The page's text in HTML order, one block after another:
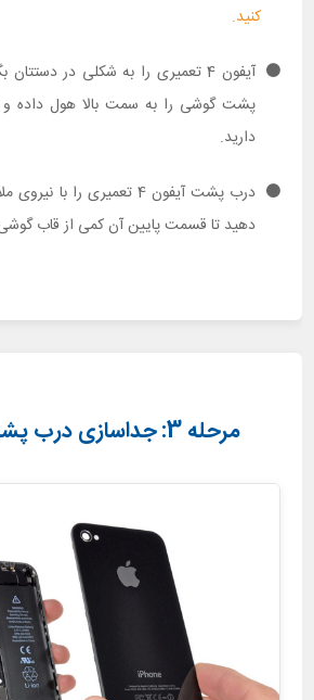
کنید.
آیفون 4 تعمیری را به شکلی در
پشت گوشی را به سمت بالا هول داده و
دارید.
درب پشت آیفون 4 تعمیری را
دهید تا قسمت پایین آن کمی از قاب
مرحله 3: جداسازی درب پشت آیفون 4